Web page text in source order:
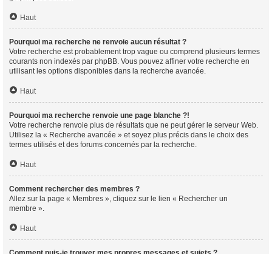
Haut
Pourquoi ma recherche ne renvoie aucun résultat ?
Votre recherche est probablement trop vague ou comprend plusieurs termes
courants non indexés par phpBB. Vous pouvez affiner votre recherche en
utilisant les options disponibles dans la recherche avancée.
Haut
Pourquoi ma recherche renvoie une page blanche ?!
Votre recherche renvoie plus de résultats que ne peut gérer le serveur Web.
Utilisez la « Recherche avancée » et soyez plus précis dans le choix des
termes utilisés et des forums concernés par la recherche.
Haut
Comment rechercher des membres ?
Allez sur la page « Membres », cliquez sur le lien « Rechercher un
membre ».
Haut